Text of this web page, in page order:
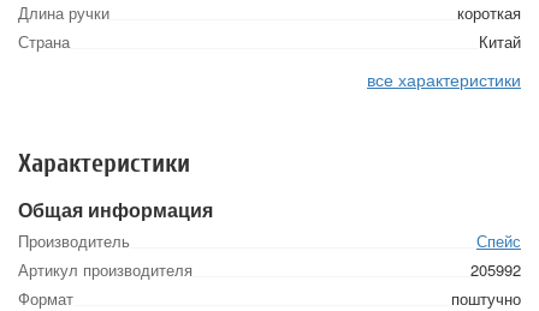
Длина ручки
короткая
Страна
Китай
все характеристики
Характеристики
Общая информация
Производитель
Спейс
Артикул производителя
205992
Формат
поштучно